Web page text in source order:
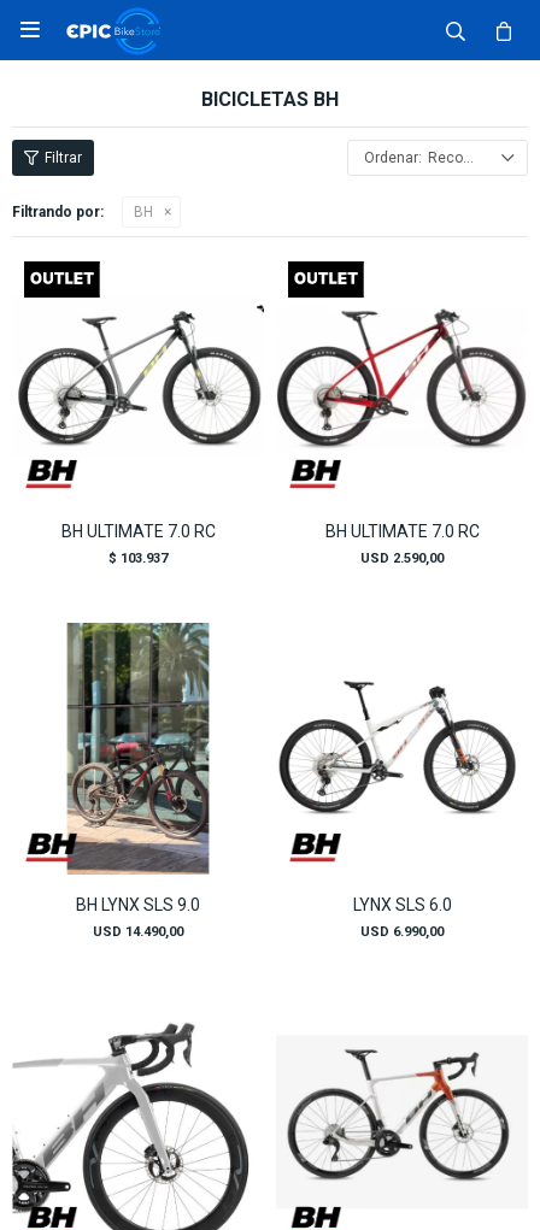

BICICLETAS BH
Recomendados
Filtrando por: BH
BH ULTIMATE 7.0 RC
$ 103.937
BH ULTIMATE 7.0 RC
USD 2.590,00
BH LYNX SLS 9.0
USD 14.490,00
LYNX SLS 6.0
USD 6.990,00